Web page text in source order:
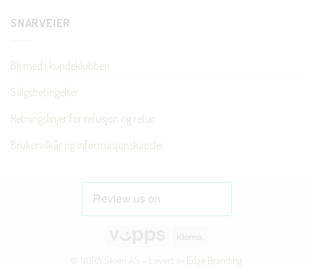
SNARVEIER
Bli med i kundeklubben
Salgsbetingelser
Retningslinjer for refusjon og retur
Brukervilkår og informasjonskapsler
Edge Branding